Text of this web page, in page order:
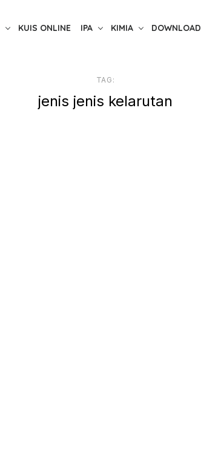
KUIS ONLINE IPA KIMIA DOWNLOAD
TAG:
jenis jenis kelarutan